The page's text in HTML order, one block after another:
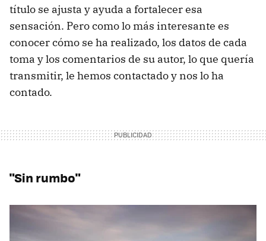
título se ajusta y ayuda a fortalecer esa
sensación. Pero como lo más interesante es
conocer cómo se ha realizado, los datos de cada
toma y los comentarios de su autor, lo que quería
transmitir, le hemos contactado y nos lo ha
contado.
"Sin rumbo"